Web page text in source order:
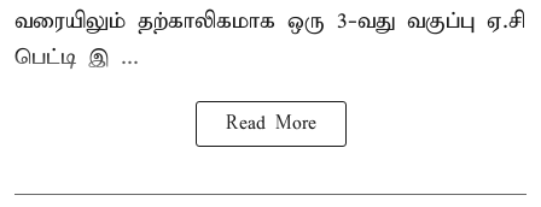
வரையிலும் தற்காலிகமாக ஒரு 3-வது வகுப்பு ஏ.சி
பெட்டி இ ...
Read More